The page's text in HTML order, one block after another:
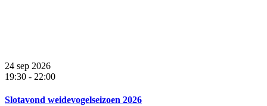
24 sep 2026
19:30 - 22:00
Slotavond weidevogelseizoen 2026